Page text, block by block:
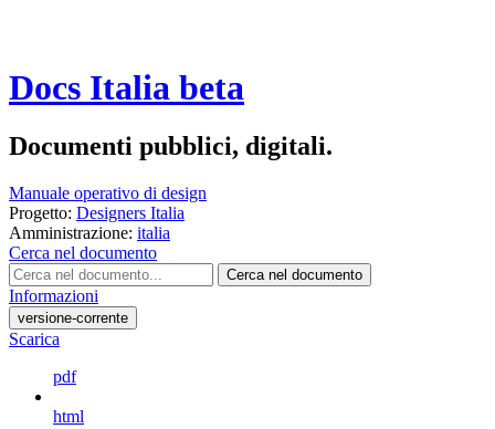
Docs Italia beta
Documenti pubblici, digitali.
Manuale operativo di design
Progetto: Designers Italia
Amministrazione: italia
Cerca nel documento
Cerca nel documento
Informazioni
versione-corrente
Scarica
pdf
html